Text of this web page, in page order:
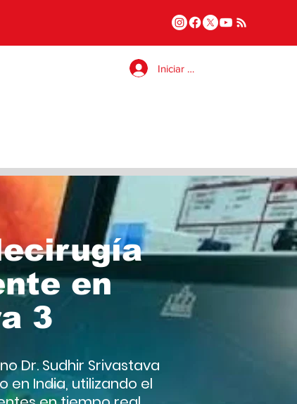
Iniciar sesión
en
3
Dr. Sudhir Srivastava
India, utilizando el